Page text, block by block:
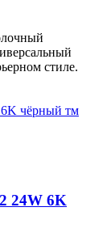
стиле.
24W 6K